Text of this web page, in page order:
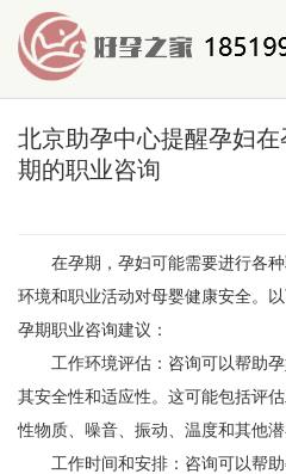
北京助孕中心提醒孕妇
期的职业咨询
在孕期，孕妇可能需要进行各
环境和职业活动对母婴健康安全。
孕期职业咨询建议：
工作环境评估：咨询可以帮助
其安全性和适应性。这可能包括评
性物质、噪音、振动、温度和其他潜
工作时间和安排：咨询可以帮